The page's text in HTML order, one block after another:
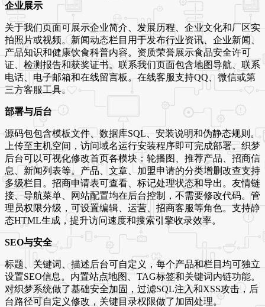
企业展示
关于我们页面可展示企业简介、发展历程、企业文化和厂区实
拍照片或视频。新闻动态栏目用于发布行业资讯、企业新闻、
产品知识和健康饮食科普内容。资质荣誉展示食品安全许可
证、检测报告和获奖证书。联系我们页面包含地图导航、联系
电话、电子邮箱和在线留言板。在线客服支持QQ、微信或第
三方客服工具。
部署与后台
源码包包含模板文件、数据库SQL、安装说明和伪静态规则。
上传至主机空间，访问域名运行安装程序即可完成部署。织梦
后台可以可视化修改首页各模块：轮播图、推荐产品、招商信
息、新闻列表等。产品、文章、加盟申请的分类增删改查支持
多级栏目。招商申请表可查看、标记处理状态和导出。友情链
接、导航菜单、网站配置均在后台控制，不需要修改代码。管
理员权限分级，可设置编辑、运营、招商客服等角色。支持静
态HTML生成，提升访问速度和搜索引擎收录效率。
SEO与安全
标题、关键词、描述后台可自定义，每个产品和栏目均可独立
设置SEO信息。内置站点地图、TAG标签和关键词内链功能。
对织梦系统做了基础安全加固，过滤SQL注入和XSS攻击，后
台路径可自定义修改，关键目录权限做了加固处理。